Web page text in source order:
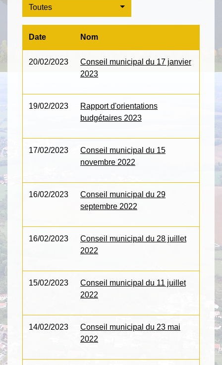
Toutes
Date Nom
20/02/2023
Conseil municipal du 17 janvier
2023
19/02/2023
Rapport d'orientations
budgétaires 2023
17/02/2023
Conseil municipal du 15
novembre 2022
16/02/2023
Conseil municipal du 29
septembre 2022
16/02/2023
Conseil municipal du 28 juillet
2022
15/02/2023
Conseil municipal du 11 juillet
2022
14/02/2023
Conseil municipal du 23 mai
2022